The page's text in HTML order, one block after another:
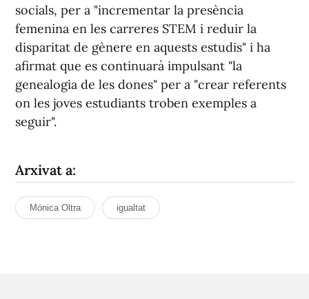
socials, per a "incrementar la presència
femenina en les carreres STEM i reduir la
disparitat de gènere en aquests estudis" i ha
afirmat que es continuarà impulsant "la
genealogia de les dones" per a "crear referents
on les joves estudiants troben exemples a
seguir".
Arxivat a:
Mónica Oltra igualtat